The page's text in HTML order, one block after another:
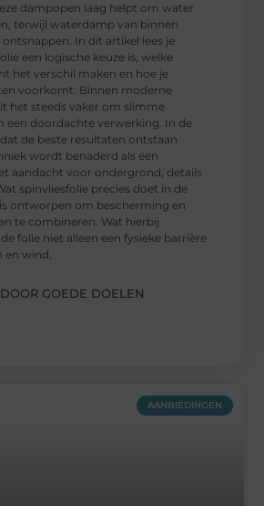
dampopen laag helpt om water
terwijl waterdamp van binnen
In dit artikel lees je
een logische keuze is, welke
het verschil maken en hoe je
voorkomt. Binnen moderne
het steeds vaker om slimme
een doordachte verwerking. In de
de beste resultaten ontstaan
wordt benaderd als een
aandacht voor ondergrond, details
spinvliesfolie precies doet in de
ontworpen om bescherming en
te combineren. Wat hierbij
folie niet alleen een fysieke barrière
en wind,
GOEDE DOELEN
AANBIEDINGEN